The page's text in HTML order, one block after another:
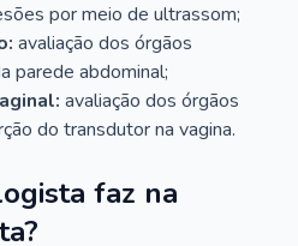
por meio de ultrassom;
avaliação dos órgãos
parede abdominal;
avaliação dos órgãos
do transdutor na vagina.
faz na